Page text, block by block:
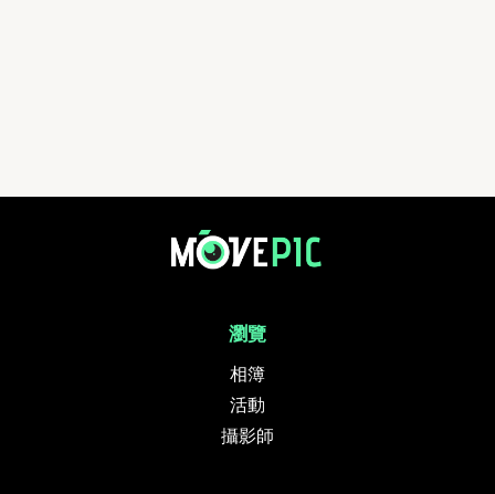
瀏覽
相簿
活動
攝影師